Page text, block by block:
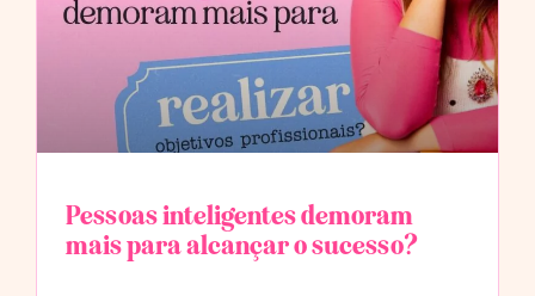
Pessoas inteligentes demoram
mais para alcançar o sucesso?